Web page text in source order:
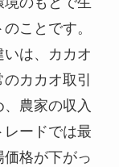
ことです。
は、カカオ
カカオ取引
農家の収入
ードでは最
格が下がっ